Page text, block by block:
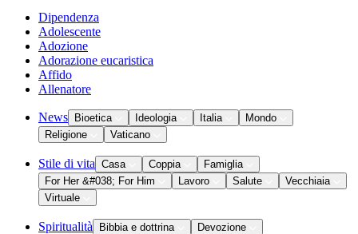
Dipendenza
Adolescente
Adozione
Adorazione eucaristica
Affido
Allenatore
News Bioetica Ideologia Italia
Mondo
Religione
Vaticano
Stile di vita Casa Coppia
Famiglia
For Her &#038; For Him
Lavoro Salute
Vecchiaia
Virtuale
Spiritualità Bibbia e dottrina
Devozione